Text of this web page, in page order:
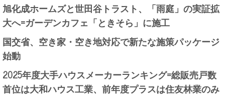
旭化成ホームズと世田谷トラスト、「雨庭」の実証拡
大へ=ガーデンカフェ「ときそら」に施工
国交省、空き家・空き地対応で新たな施策パッケージ
始動
2025年度大手ハウスメーカーランキング=総販売戸数
首位は大和ハウス工業、前年度プラスは住友林業のみ